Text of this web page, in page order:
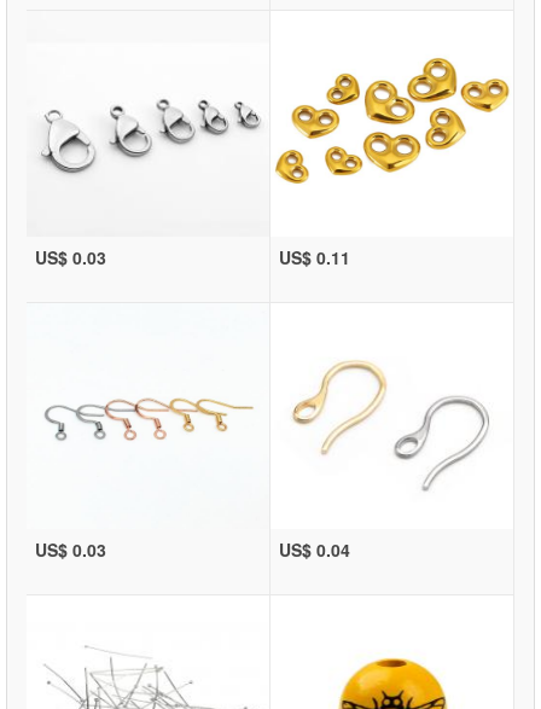
US$ 0.03 US$ 0.11
US$ 0.03 US$ 0.04